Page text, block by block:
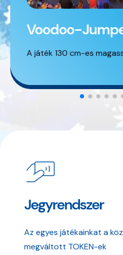
Voodoo-
A játék 130 cm-es
Jegyrendszer
Az egyes játékainkat a
megváltott TOKEN-ek